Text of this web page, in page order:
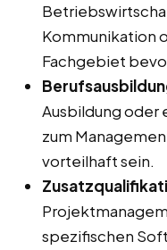
Kommunikation
Fachgebiet
Ausbildung oder
zum
vorteilhaft sein.
spezifischen